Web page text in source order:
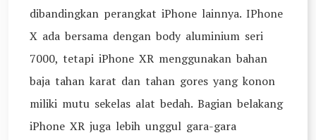
dibandingkan perangkat iPhone lainnya. IPhone
X ada bersama dengan body aluminium seri
7000, tetapi iPhone XR menggunakan bahan
baja tahan karat dan tahan gores yang konon
miliki mutu sekelas alat bedah. Bagian belakang
iPhone XR juga lebih unggul gara-gara